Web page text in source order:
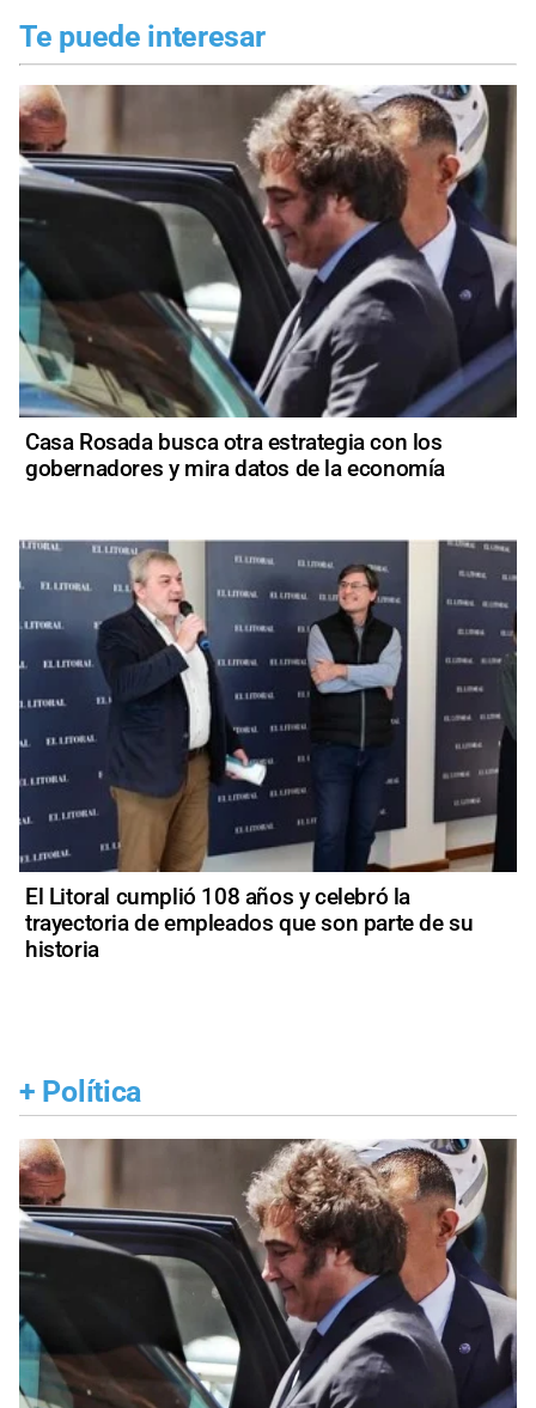
Te puede interesar
Casa Rosada busca otra estrategia con los
gobernadores y mira datos de la economía
El Litoral cumplió 108 años y celebró la
trayectoria de empleados que son parte de su
historia
+ Política